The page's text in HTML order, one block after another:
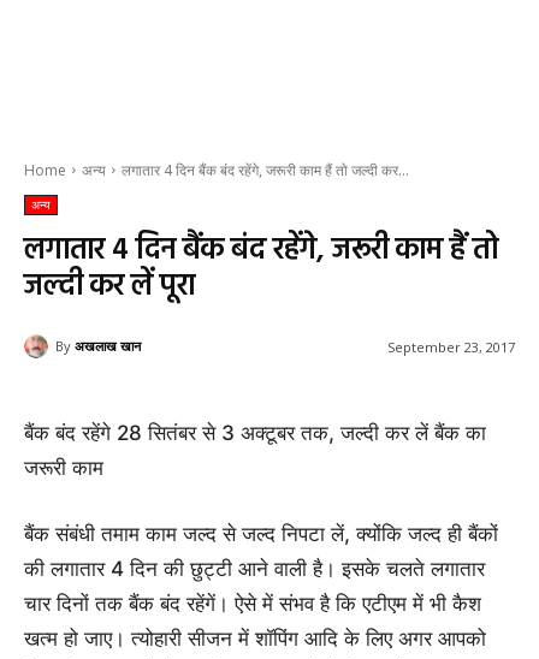
Home अन्य लगातार 4 दिन बैंक बंद रहेंगे, जरूरी काम हैं तो जल्दी कर...
अन्य
लगातार 4 दिन बैंक बंद रहेंगे, जरूरी काम हैं तो
जल्दी कर लें पूरा
By अखलाख खान September 23, 2017
बैंक बंद रहेंगे 28 सितंबर से 3 अक्टूबर तक, जल्दी कर लें बैंक का
जरूरी काम
बैंक संबं​धी तमाम काम जल्द से जल्द निपटा लें, क्योंकि जल्द ही बैंकों
की लगातार 4 दिन की छुट्टी आने वाली है। इसके चलते लगातार
चार दिनों तक बैंक बंद रहेंगें। ऐसे में संभव है कि एटीएम में भी कैश
खत्म हो जाए। त्योहारी सीजन में शॉपिंग आदि के लिए अगर आपको